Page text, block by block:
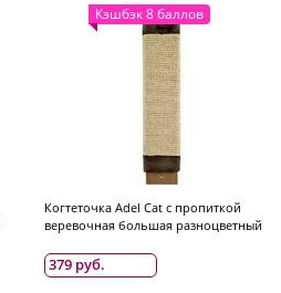
Кэшбэк 8 баллов
Когтеточка Adel Cat с пропиткой
веревочная большая разноцветный
379 руб.